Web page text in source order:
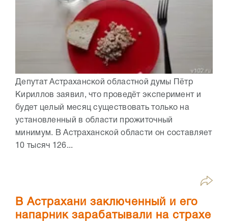
Депутат Астраханской областной думы Пётр
Кириллов заявил, что проведёт эксперимент и
будет целый месяц существовать только на
установленный в области прожиточный
минимум. В Астраханской области он составляет
10 тысяч 126...
В Астрахани заключенный и его
напарник зарабатывали на страхе